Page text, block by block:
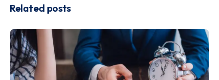
Related posts